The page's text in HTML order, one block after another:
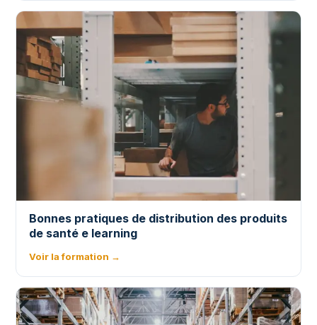
Bonnes pratiques de distribution des produits
de santé e learning
Voir la formation →